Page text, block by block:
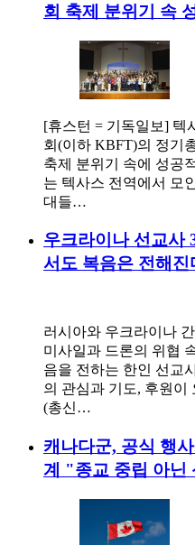
회 축제 분위기 속
[휴스턴 = 기독일보] 텍
회(이하 KBFT)의 정기
축제 분위기 속에 성공
는 텍사스 전역에서 모
대들…
우크라이나 선교사
서도 복음은 전해진
러시아와 우크라이나
미사일과 드론의 위협
음을 전하는 한인 선교
의 관심과 기도, 후원이
(총신…
캐나다군, 공식 행
계 "종교 중립 아닌